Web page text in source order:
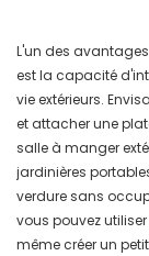
L'un des
est la capacité
vie extérieurs.
et attacher une
salle à manger
jardinières
verdure sans
vous pouvez
même créer un